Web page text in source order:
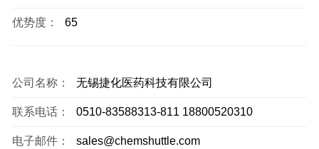
优势度： 65
公司名称： 无锡捷化医药科技有限公司
联系电话： 0510-83588313-811 18800520310
电子邮件： sales@chemshuttle.com